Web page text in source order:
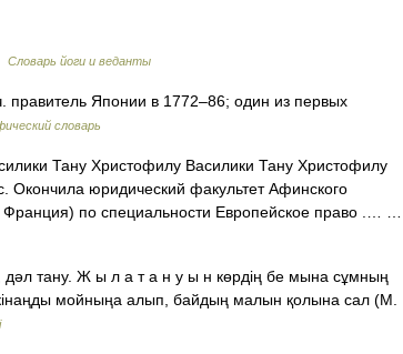
Словарь йоги и веданты
Японии в 1772–86; один из первых
словарь
Тану Христофилу Василики Тану Христофилу
Окончила юридический факультет Афинского
по специальности Европейское право .… …
тану. Ж ы л а т а н у ы н көрдің бе мына сұмның
кінаңды мойныңа алып, байдың малын қолына сал (М.